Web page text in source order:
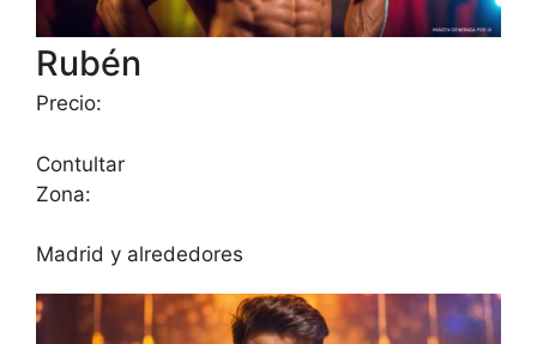
Rubén
Precio:
Contultar
Zona:
Madrid y alrededores